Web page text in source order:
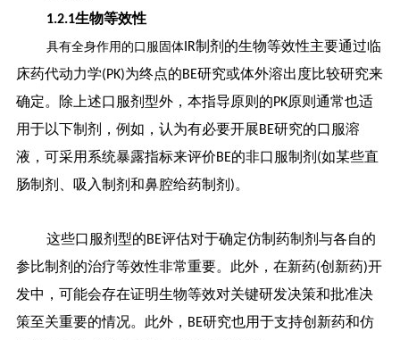
1.2.1生物等效性
具有全身作用的口服固体IR制剂的生物等效性主要通过临
床药代动力学(PK)为终点的BE研究或体外溶出度比较研究来
确定。除上述口服剂型外，本指导原则的PK原则通常也适
用于以下制剂，例如，认为有必要开展BE研究的口服溶
液，可采用系统暴露指标来评价BE的非口服制剂 (如某些直
肠制剂、吸入制剂和鼻腔给药制剂 )。
这些口服剂型的BE评估对于确定仿制药制剂与各自的
参比制剂的治疗等效性非常重要。此外，在新药(创新药)开
发中，可能会存在证明生物等效对关键研发决策和批准决
策至关重要的情况。此外， BE研究也用于支持创新药和仿